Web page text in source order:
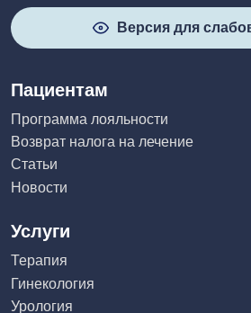
Версия для
Пациентам
Программа лояльности
Возврат налога на лечение
Статьи
Новости
Услуги
Терапия
Гинекология
Урология